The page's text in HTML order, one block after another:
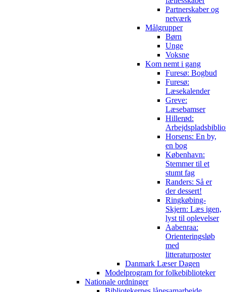
Partnerskaber og
netværk
Målgrupper
Børn
Unge
Voksne
Kom nemt i gang
Furesø: Bogbud
Furesø:
Læsekalender
Greve:
Læsebamser
Hillerød:
Horsens: En by,
en bog
København:
Stemmer til et
stumt fag
Randers: Så er
der dessert!
Ringkøbing-
Skjern: Læs igen,
lyst til oplevelser
Aabenraa:
Orienteringsløb
med
litteraturposter
Danmark Læser Dagen
Modelprogram for folkebiblioteker
Nationale ordninger